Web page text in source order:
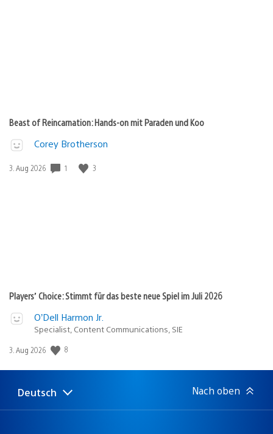
Beast of Reincarnation: Hands-on mit Paraden und Koo
Corey Brotherson
Veröffentlichungsdatum:
3. Aug 2026 1 3
Players’ Choice: Stimmt für das beste neue Spiel im Juli 2026
O’Dell Harmon Jr.
Specialist, Content Communications, SIE
Veröffentlichungsdatum:
3. Aug 2026 8
Select
a
Aktuelle
Region:
Deutsch Nach oben